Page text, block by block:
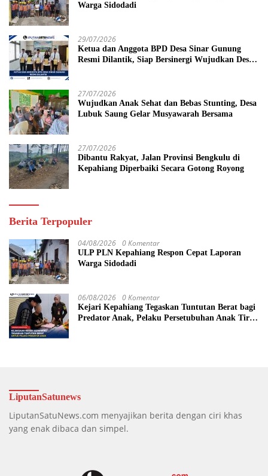
Warga Sidodadi
29/07/2026
Ketua dan Anggota BPD Desa Sinar Gunung
Resmi Dilantik, Siap Bersinergi Wujudkan Desa
27/07/2026
Wujudkan Anak Sehat dan Bebas Stunting, Desa
Lubuk Saung Gelar Musyawarah Bersama
27/07/2026
Dibantu Rakyat, Jalan Provinsi Bengkulu di
Kepahiang Diperbaiki Secara Gotong Royong
Berita Terpopuler
04/08/2026 0 Komentar
ULP PLN Kepahiang Respon Cepat Laporan
Warga Sidodadi
06/08/2026 0 Komentar
Kejari Kepahiang Tegaskan Tuntutan Berat bagi
Predator Anak, Pelaku Persetubuhan Anak Tiri
LiputanSatunews
LiputanSatuNews.com menyajikan berita dengan ciri khas
yang enak dibaca dan simpel.